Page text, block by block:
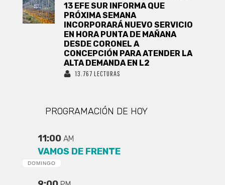
13 EFE SUR INFORMA QUE
PRÓXIMA SEMANA
INCORPORARÁ NUEVO SERVICIO
EN HORA PUNTA DE MAÑANA
DESDE CORONEL A
CONCEPCIÓN PARA ATENDER LA
ALTA DEMANDA EN L2
13.767 LECTURAS
PROGRAMACIÓN DE HOY
11:00 AM
VAMOS DE FRENTE
DOMINGO